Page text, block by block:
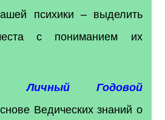
психики – выделить
с пониманием их
Личный Годовой
Ведических знаний о